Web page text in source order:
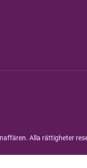
Alla rättigheter